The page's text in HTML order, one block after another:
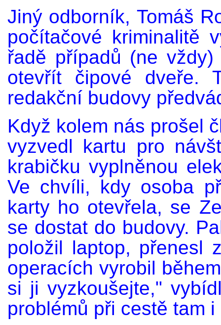
Jiný odborník, Tomáš
počítačové kriminalitě
řadě případů (ne
otevřít čipové dveře.
redakční budovy
Když kolem nás prošel
vyzvedl kartu pro
krabičku vyplněnou
Ve chvíli, kdy osoba
karty ho otevřela, se
se dostat do budovy.
položil laptop, přenesl
operacích vyrobil
si ji vyzkoušejte,"
problémů při cestě tam i